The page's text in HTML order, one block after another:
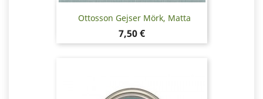
Ottosson Gejser Mörk, Matta
Hinta
7,50 €